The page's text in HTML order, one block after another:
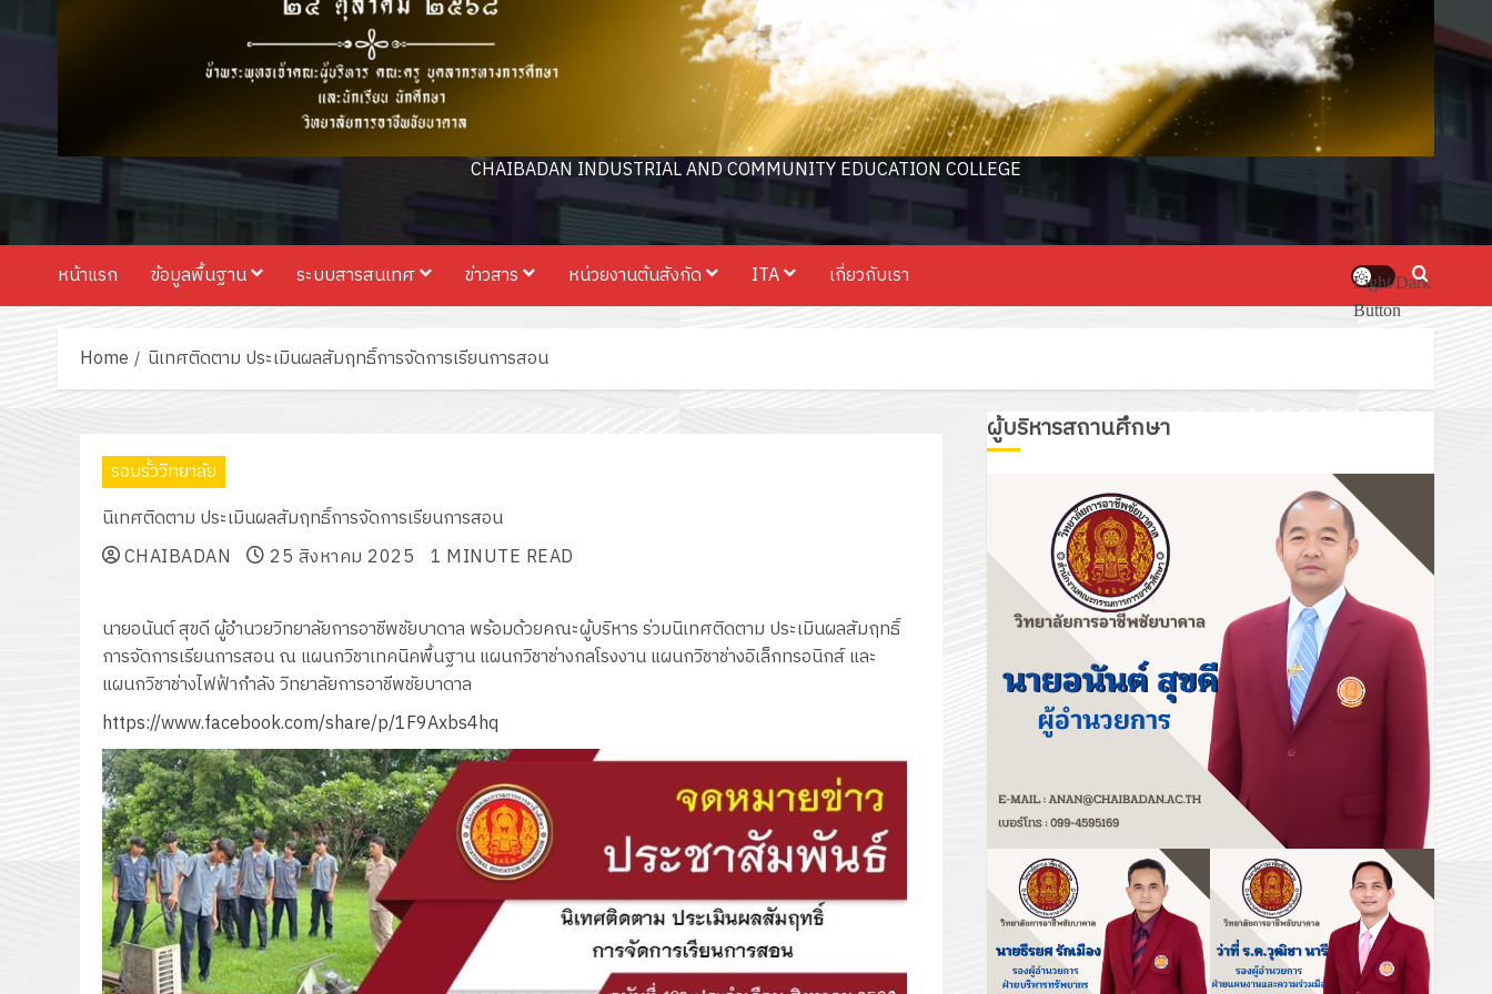
CHAIBADAN INDUSTRIAL AND COMMUNITY EDUCATION COLLEGE
หน้าแรก ข้อมูลพื้นฐาน ระบบสารสนเทศ ข่าวสาร หน่วยงานต้นสังกัด ITA เกี่ยวกับเรา
Light/Dark
Button
Home นิเทศติดตาม ประเมินผลสัมฤทธิ์การจัดการเรียนการสอน
รอบรั้ววิทยาลัย
นิเทศติดตาม ประเมินผลสัมฤทธิ์การจัดการเรียนการสอน
CHAIBADAN
25 สิงหาคม 2025 1 MINUTE READ
นายอนันต์ สุขดี ผู้อำนวยวิทยาลัยการอาชีพชัยบาดาล พร้อมด้วยคณะผู้บริหาร ร่วมนิเทศติดตาม ประเมินผลสัมฤทธิ์
การจัดการเรียนการสอน ณ แผนกวิชาเทคนิคพื้นฐาน แผนกวิชาช่างกลโรงงาน แผนกวิชาช่างอิเล็กทรอนิกส์ และ
แผนกวิชาช่างไฟฟ้ากำลัง วิทยาลัยการอาชีพชัยบาดาล
https://www.facebook.com/share/p/1F9Axbs4hq
ผู้บริหารสถานศึกษา